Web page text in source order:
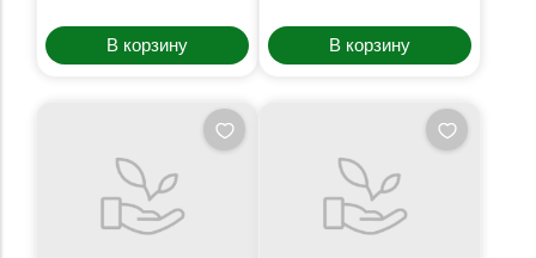
В корзину В корзину